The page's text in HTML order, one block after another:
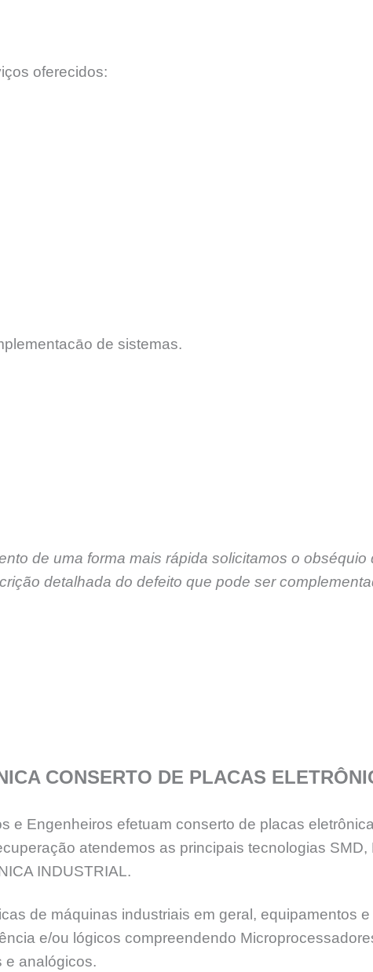
oferecidos:
de sistemas.
de uma forma mais rápida solicitamos o
detalhada do defeito que pode ser
CONSERTO DE PLACAS
e Engenheiros efetuam conserto de placas
atendemos as principais tecnologias
INDUSTRIAL.
de máquinas industriais em geral, equipamentos
e/ou lógicos compreendendo
e analógicos.